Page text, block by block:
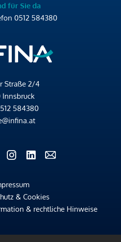
für Sie da
0512 584380
Straße 2/4
Innsbruck
584380
& Cookies
& rechtliche Hinweise